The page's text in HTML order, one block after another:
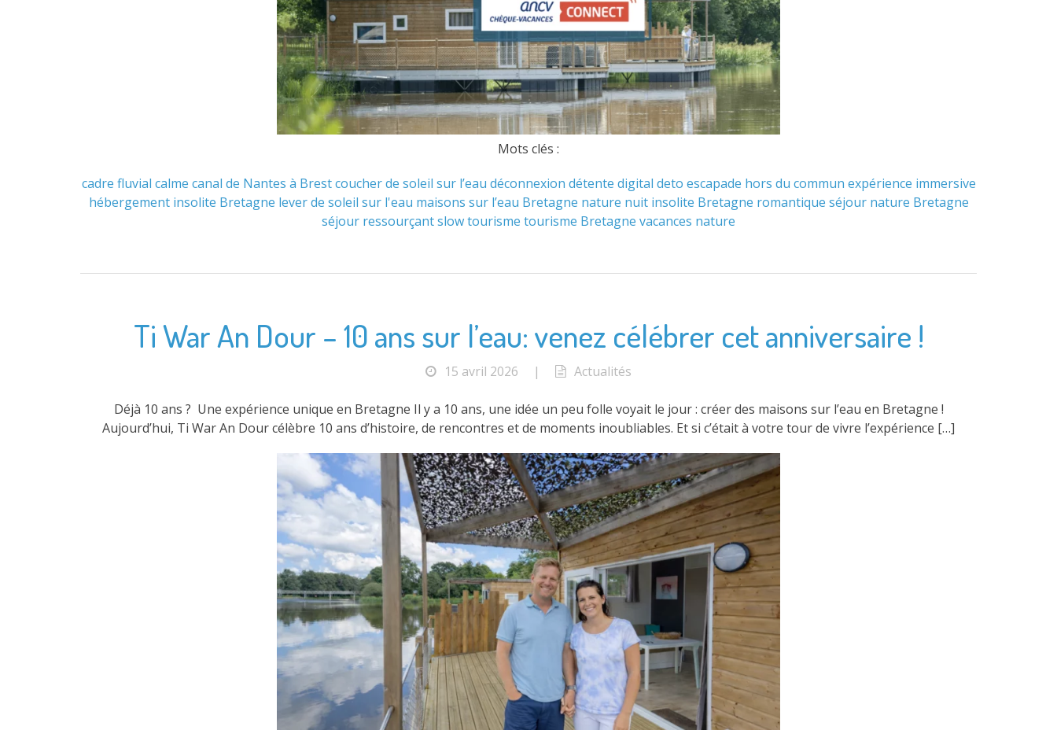
Mots clés :
cadre fluvial calme canal de Nantes à Brest coucher de soleil sur l’eau déconnexion détente digital deto escapade hors du commun expérience immersive
hébergement insolite Bretagne lever de soleil sur l'eau maisons sur l’eau Bretagne nature nuit insolite Bretagne romantique séjour nature Bretagne
séjour ressourçantslow tourisme tourisme Bretagne vacances nature
Ti War An Dour – 10 ans sur l’eau: venez célébrer cet anniversaire !
15 avril 2026 | Actualités
Déjà 10 ans ? Une expérience unique en Bretagne Il y a 10 ans, une idée un peu folle voyait le jour : créer des maisons sur l’eau en Bretagne !
Aujourd’hui, Ti War An Dour célèbre 10 ans d’histoire, de rencontres et de moments inoubliables. Et si c’était à votre tour de vivre l’expérience […]